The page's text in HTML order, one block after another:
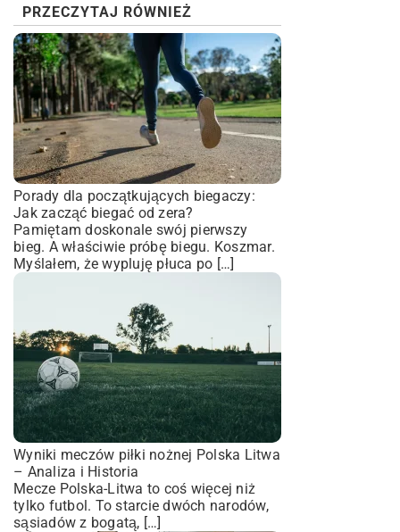
PRZECZYTAJ RÓWNIEŻ
Porady dla początkujących biegaczy:
Jak zacząć biegać od zera?
Pamiętam doskonale swój pierwszy
bieg. A właściwie próbę biegu. Koszmar.
Myślałem, że wypluję płuca po […]
Wyniki meczów piłki nożnej Polska Litwa
– Analiza i Historia
Mecze Polska-Litwa to coś więcej niż
tylko futbol. To starcie dwóch narodów,
sąsiadów z bogatą, […]